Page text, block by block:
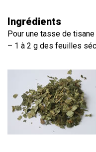
Ingrédients
Pour une tasse de tisane
– 1 à 2 g des feuilles